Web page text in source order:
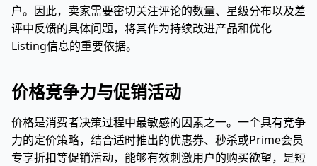
户。因此，卖家需要密切关注评论的数量、星级分布以及差
评中反馈的具体问题，将其作为持续改进产品和优化
Listing信息的重要依据。
价格竞争力与促销活动
价格是消费者决策过程中最敏感的因素之一。一个具有竞争
力的定价策略，结合适时推出的优惠券、秒杀或Prime会员
专享折扣等促销活动，能够有效刺激用户的购买欲望，是短